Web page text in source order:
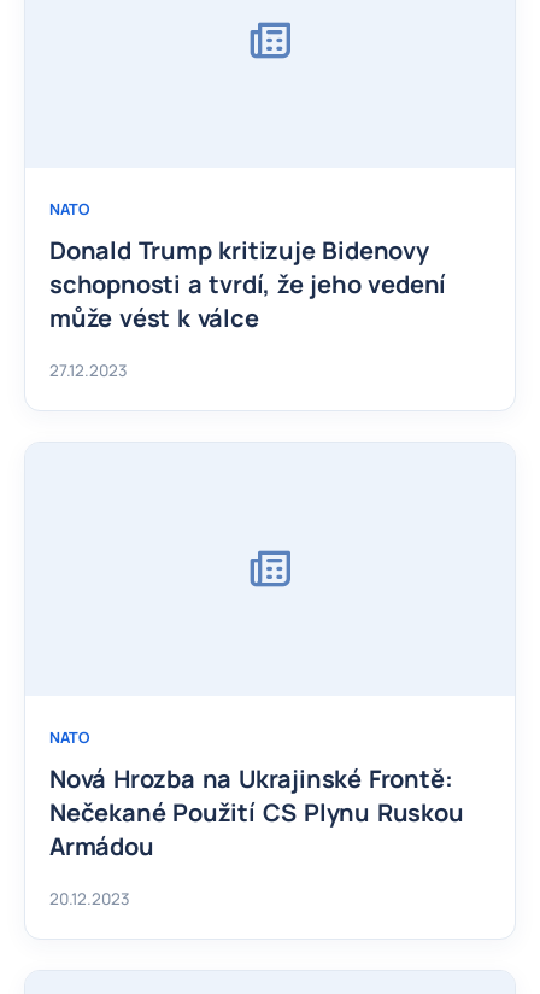
NATO
Donald Trump kritizuje Bidenovy
schopnosti a tvrdí, že jeho vedení
může vést k válce
27.12.2023
NATO
Nová Hrozba na Ukrajinské Frontě:
Nečekané Použití CS Plynu Ruskou
Armádou
20.12.2023